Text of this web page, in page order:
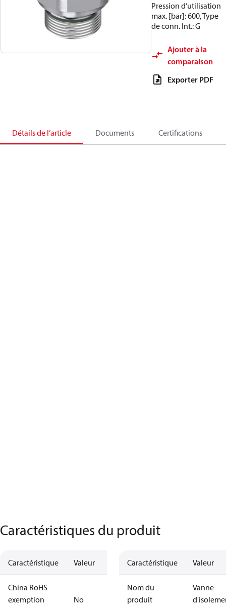
Pression d’utilisation
max. [bar]: 600, Type
de conn. Int.: G
Ajouter à la
comparaison
Exporter PDF
Détails de l’article Documents Certifications
Caractéristiques du produit
Caractéristique Valeur
China RoHS
exemption
No
Caractéristique Valeur
Nom du
produit
Vanne